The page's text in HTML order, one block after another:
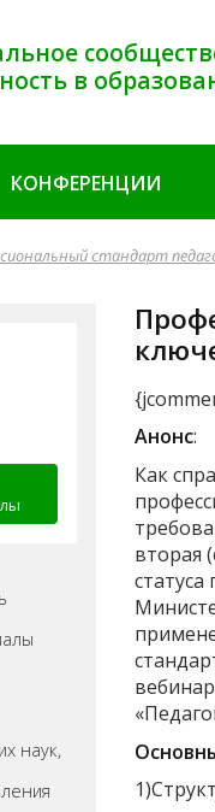
в
КОНФЕРЕНЦИИ
стандарт
наук,
Анонс:
Как
вторая